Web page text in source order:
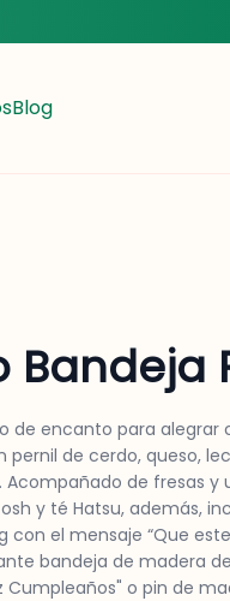
Blog
Bandeja
de encanto para alegrar
pernil de cerdo, queso,
de fresas y
y té Hatsu, además,
el mensaje “Que este
bandeja de madera
Cumpleaños" o pin de